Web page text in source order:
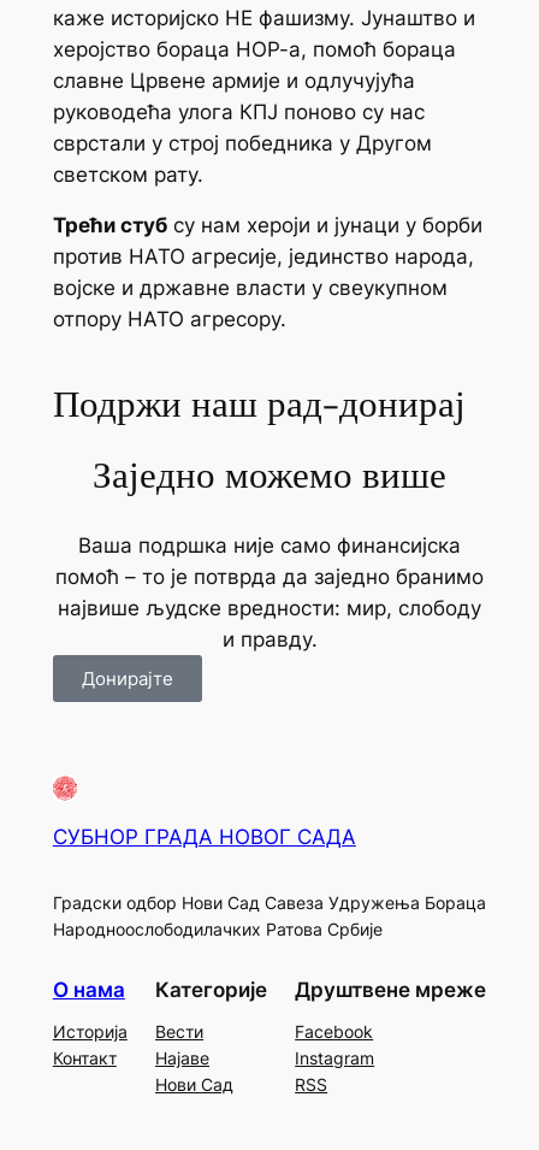
каже историјско НЕ фашизму. Јунаштво и
херојство бораца НОР-а, помоћ бораца
славне Црвене aрмије и одлучујућа
руководећа улога КПЈ поново су нас
сврстали у строј победника у Другом
светском рату.
Трећи стубсу нам хероји и јунаци у борби
против НАТО агресије, јединство народа,
војске и државне власти у свеукупном
отпору НАТО агресору.
Подржи наш рад-донирај
Заједно можемо више
Ваша подршка није само финансијска
помоћ – то је потврда да заједно бранимо
највише људске вредности: мир, слободу
и правду.
Донирајте
СУБНОР ГРАДА НОВОГ САДА
Градски одбор Нови Сад Савеза Удружења Бораца
Народноослободилачких Ратова Србије
О нама
Историја
Контакт
Категорије
Вести
Најаве
Нови Сад
Друштвене мреже
Facebook
Instagram
RSS